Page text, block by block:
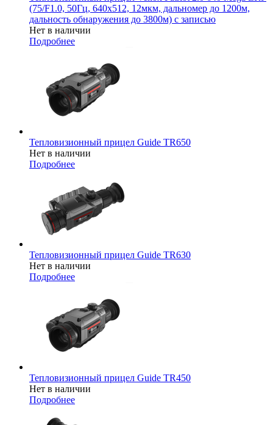
(75/F1.0, 50Гц, 640х512, 12мкм, дальномер до 1200м,
дальность обнаружения до 3800м) с записью
Нет в наличии
Подробнее
Тепловизионный прицел Guide TR650
Нет в наличии
Подробнее
Тепловизионный прицел Guide TR630
Нет в наличии
Подробнее
Тепловизионный прицел Guide TR450
Нет в наличии
Подробнее